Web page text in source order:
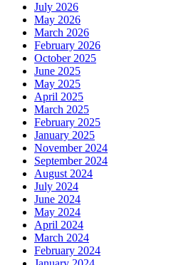
July 2026
May 2026
March 2026
February 2026
October 2025
June 2025
May 2025
April 2025
March 2025
February 2025
January 2025
November 2024
September 2024
August 2024
July 2024
June 2024
May 2024
April 2024
March 2024
February 2024